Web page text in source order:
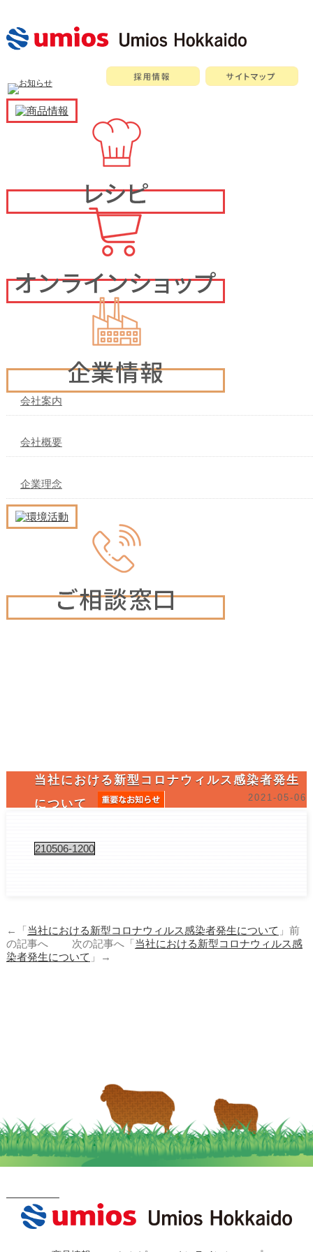
会社案内
会社概要
企業理念
当社における新型コロナウィルス感染者発生
について
2021-05-06
210506-1200
←「当社における新型コロナウィルス感染者発生について 」前
の記事へ 次の記事へ「当社における新型コロナウィルス感
染者発生について 」→